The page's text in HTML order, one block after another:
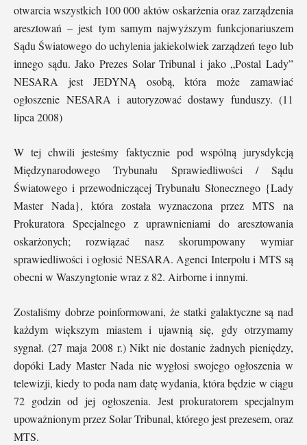
otwarcia wszystkich 100 000 aktów oskarżenia oraz zarządzenia
aresztowań – jest tym samym najwyższym funkcjonariuszem
Sądu Światowego do uchylenia jakiekolwiek zarządzeń tego lub
innego sądu. Jako Prezes Solar Tribunal i jako „Postal Lady”
NESARA jest JEDYNĄ osobą, która może zamawiać
ogłoszenie NESARA i autoryzować dostawy funduszy. (11
lipca 2008)
W tej chwili jesteśmy faktycznie pod wspólną jurysdykcją
Międzynarodowego Trybunału Sprawiedliwości / Sądu
Światowego i przewodniczącej Trybunału Słonecznego {Lady
Master Nada}, która została wyznaczona przez MTS na
Prokuratora Specjalnego z uprawnieniami do aresztowania
oskarżonych; rozwiązać nasz skorumpowany wymiar
sprawiedliwości i ogłosić NESARA. Agenci Interpolu i MTS są
obecni w Waszyngtonie wraz z 82. Airborne i innymi.
Zostaliśmy dobrze poinformowani, że statki galaktyczne są nad
każdym większym miastem i ujawnią się, gdy otrzymamy
sygnał. (27 maja 2008 r.) Nikt nie dostanie żadnych pieniędzy,
dopóki Lady Master Nada nie wygłosi swojego ogłoszenia w
telewizji, kiedy to poda nam datę wydania, która będzie w ciągu
72 godzin od jej ogłoszenia. Jest prokuratorem specjalnym
upoważnionym przez Solar Tribunal, którego jest prezesem, oraz
MTS.